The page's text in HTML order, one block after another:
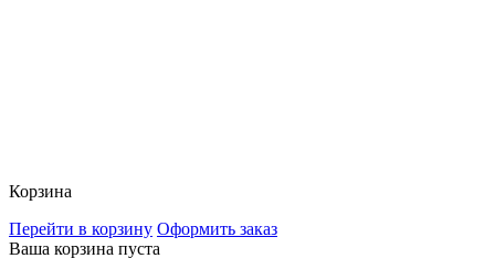
Корзина
Перейти в корзину Оформить заказ
Ваша корзина пуста